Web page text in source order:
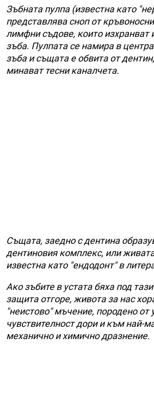
Зъбната пулпа (известна като
представлява сноп от
лимфни съдове, които изхранват
зъба. Пулпата се намира в
зъба и същата е обвита от
минават тесни каналчета.
Същата, заедно с дентина
дентиновия комплекс, или
известна като "ендодонт" в
Ако зъбите в устата бяха под
защита отгоре, живота за нас
"неистово" мъчение, породено от
чувствителност дори и към най-
механично и химично дразнение.